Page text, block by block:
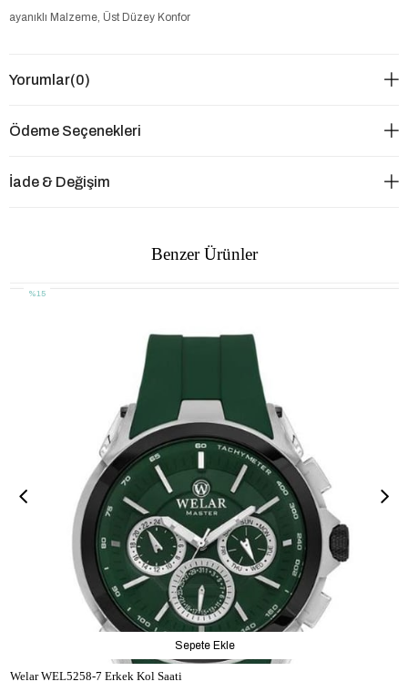
ayanıklı Malzeme, Üst Düzey Konfor
Yorumlar(0)
Ödeme Seçenekleri
İade & Değişim
Benzer Ürünler
Welar WEL5258-7 Erkek Kol Saati
Sepete Ekle
%15